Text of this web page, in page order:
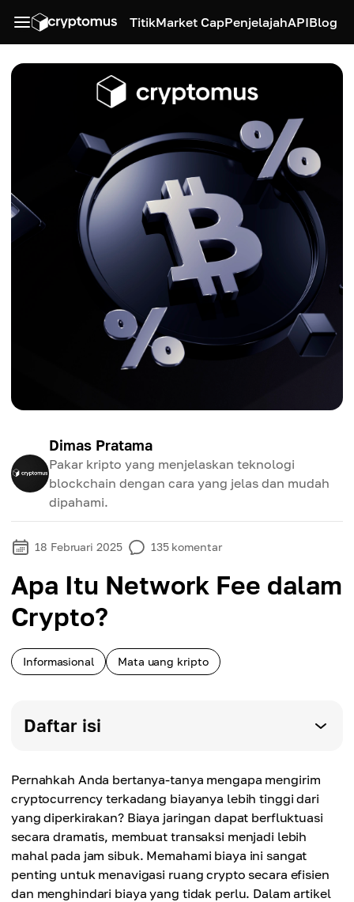
TitikMarket CapPenjelajahAPIBlog
Dimas Pratama
Pakar kripto yang menjelaskan teknologi
blockchain dengan cara yang jelas dan mudah
dipahami.
18 Februari 2025 135 komentar
Apa Itu Network Fee dalam
Crypto?
Informasional Mata uang kripto
Daftar isi
Pernahkah Anda bertanya-tanya mengapa mengirim
cryptocurrency terkadang biayanya lebih tinggi dari
yang diperkirakan? Biaya jaringan dapat berfluktuasi
secara dramatis, membuat transaksi menjadi lebih
mahal pada jam sibuk. Memahami biaya ini sangat
penting untuk menavigasi ruang crypto secara efisien
dan menghindari biaya yang tidak perlu. Dalam artikel